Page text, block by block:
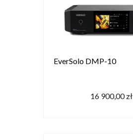
EverSolo DMP-10
16 900,00 zł